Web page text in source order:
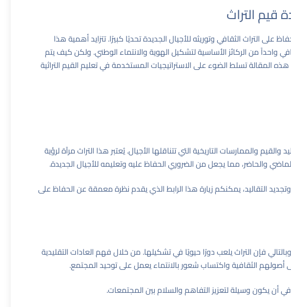
قيم التراث
على التراث الثقافي وتوريثه للأجيال الجديدة تحديًا كبيرًا. تتزايد أهمية هذا
واحداً من الركائز الأساسية لتشكيل الهوية والانتماء الوطني. ولكن كيف يتم
المقالة تسلط الضوء على الاستراتيجيات المستخدمة في تعليم القيم التراثية
والممارسات التاريخية التي تتناقلها الأجيال. يُعتبر هذا التراث مرآة لرؤية
والحاضر، مما يجعل من الضروري الحفاظ عليه وتعليمه للأجيال الجديدة.
التقاليد، يمكنكم زيارةهذا الرابطالذي يقدم نظرة معمقة عن الحفاظ على
فإن التراث يلعب دورًا حيويًا في تشكيلها. من خلال فهم العادات التقليدية
أصولهم الثقافية واكتساب شعور بالانتماء يعمل على توحيد المجتمع.
أن يكون وسيلة لتعزيز التفاهم والسلام بين المجتمعات.